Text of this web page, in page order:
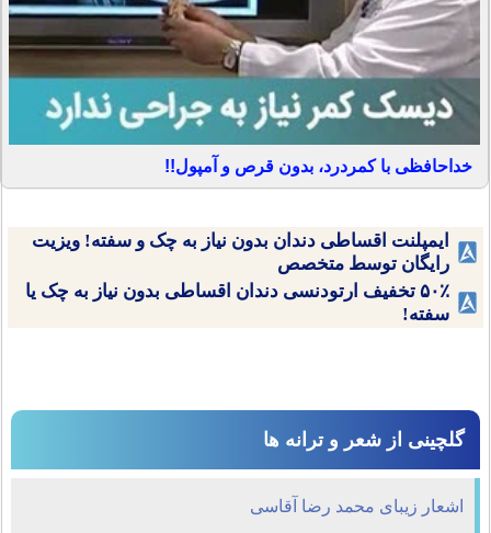
خداحافظی با کمردرد، بدون قرص و آمپول!!
ایمپلنت اقساطی دندان بدون نیاز به چک و سفته! ویزیت
رایگان توسط متخصص
۵۰٪ تخفیف ارتودنسی دندان اقساطی بدون نیاز به چک یا
سفته!
گلچینی از شعر و ترانه ها
اشعار زیبای محمد رضا آقاسی